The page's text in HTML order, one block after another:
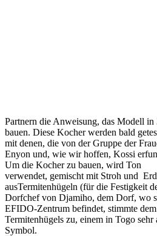
Partnern die Anweisung, das Modell in
bauen. Diese Kocher werden bald
mit denen, die von der Gruppe der
Enyon und, wie wir hoffen, Kossi
Um die Kocher zu bauen, wird Ton
verwendet, gemischt mit Stroh und
ausTermitenhügeln (für die Festigkeit
Dorfchef von Djamiho, dem Dorf, wo
EFIDO-Zentrum befindet, stimmte
Termitenhügels zu, einem in Togo sehr
Symbol.